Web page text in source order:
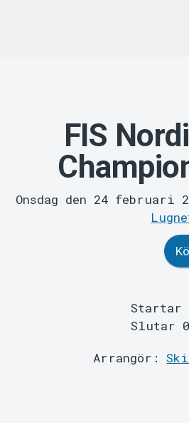
FIS
Onsdag den 24 februari
Startar
Slutar
Arrangör: